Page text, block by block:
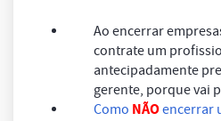
Ao encerrar
contrate um
antecipadamente
gerente, porque vai
Como NÃOencerrar